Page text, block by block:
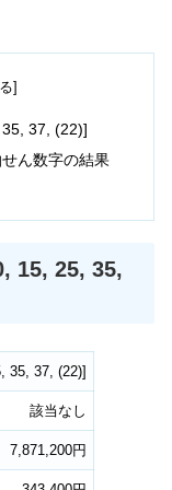
37, (22)]
ん数字の結果
15, 25, 35,
, 35, 37, (22)]
該当なし
7,871,200円